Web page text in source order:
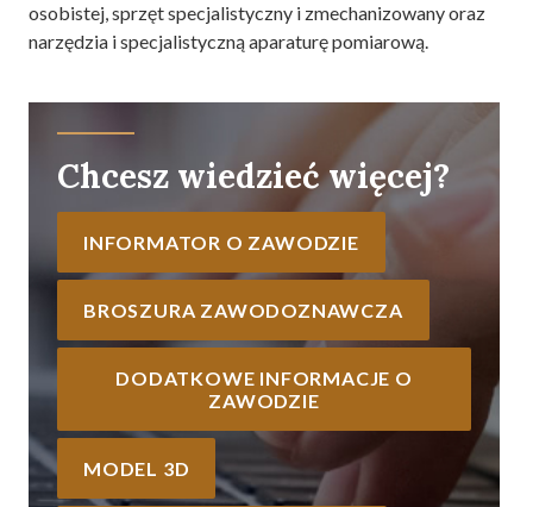
osobistej, sprzęt specjalistyczny i zmechanizowany oraz
narzędzia i specjalistyczną aparaturę pomiarową.
Chcesz wiedzieć więcej?
INFORMATOR O ZAWODZIE
BROSZURA ZAWODOZNAWCZA
DODATKOWE INFORMACJE O
ZAWODZIE
MODEL 3D